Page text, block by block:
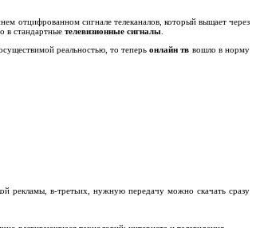
отцифрованном сигнале телеканалов, который выщает через
в стандартные телевизионные сигналы.
реальностью, то теперьонлайн тв вошло в норму
рекламы, в-третьих, нужную передачу можно скачать сразу